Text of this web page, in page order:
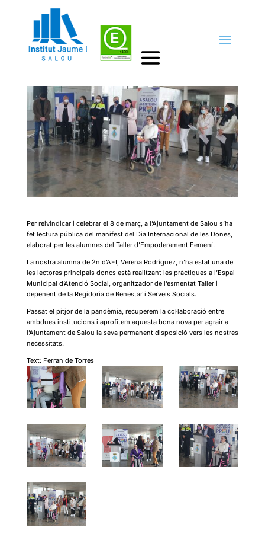
Taller d’Empoderament Femení
Cap d'estudis |10març, 2022|
Per reivindicar i celebrar el 8 de març, a l’Ajuntament de Salou s’ha
fet lectura pública del manifest del Dia Internacional de les Dones,
elaborat per les alumnes del Taller d’Empoderament Femení.
La nostra alumna de 2n d’AFI, Verena Rodríguez, n’ha estat una de
les lectores principals doncs està realitzant les pràctiques a l’Espai
Municipal d’Atenció Social, organitzador de l’esmentat Taller i
depenent de la Regidoria de Benestar i Serveis Socials.
Passat el pitjor de la pandèmia, recuperem la col·laboració entre
ambdues institucions i aprofitem aquesta bona nova per agrair a
l’Ajuntament de Salou la seva permanent disposició vers les nostres
necessitats.
Text: Ferran de Torres